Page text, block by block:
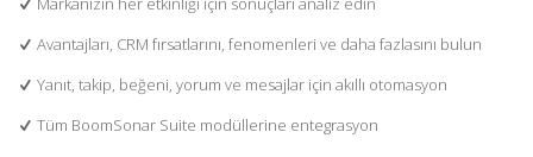
Avantajları, CRM fırsatlarını, fenomenleri ve daha fazlasını bulun
Yanıt, takip, beğeni, yorum ve mesajlar için akıllı otomasyon
Tüm BoomSonar Suite modüllerine entegrasyon